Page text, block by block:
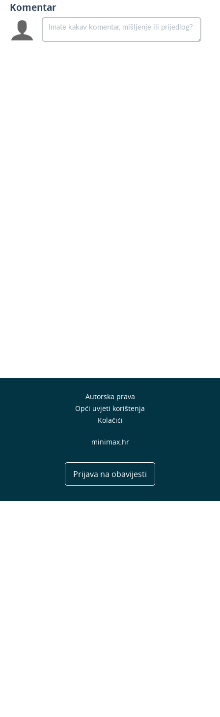
Komentar
Autorska prava
Opći uvjeti korištenja
Kolačići
minimax.hr
Prijava na obavijesti